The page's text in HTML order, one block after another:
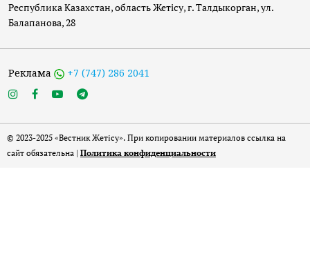
Республика Казахстан, область Жетісу, г. Талдыкорган, ул.
Балапанова, 28
Реклама +7 (747) 286 2041
© 2023-2025 «Вестник Жетісу». При копировании материалов ссылка на
сайт обязательна | Политика конфиденциальности